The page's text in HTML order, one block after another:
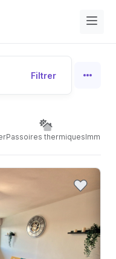
Filtrer
Passoires thermiques